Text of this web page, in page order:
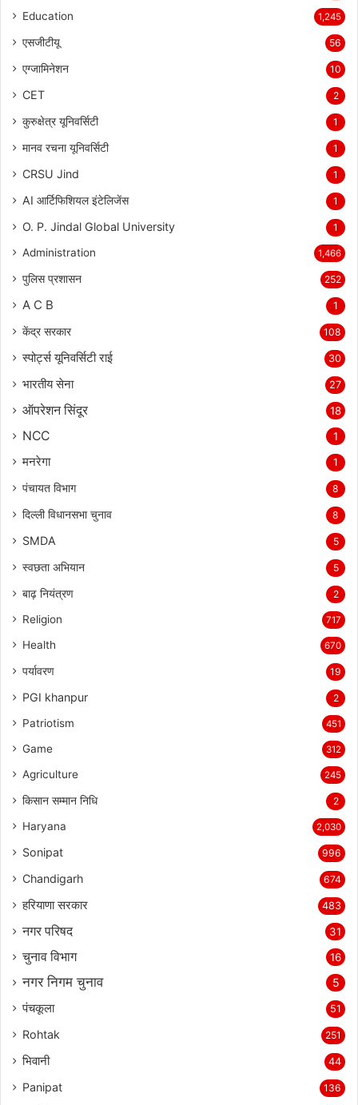
Education 1,245
एसजीटीयू 56
एग्जामिनेशन 10
CET 2
कुरुक्षेत्र यूनिवर्सिटी 1
मानव रचना यूनिवर्सिटी 1
CRSU Jind 1
AI आर्टिफिशियल इंटेलिजेंस 1
O. P. Jindal Global University 1
Administration 1,466
पुलिस प्रशासन 252
A C B 1
केंद्र सरकार 108
स्पोर्ट्स यूनिवर्सिटी राई 30
भारतीय सेना 27
ऑपरेशन सिंदूर 18
NCC 1
मनरेगा 1
पंचायत विभाग 8
दिल्ली विधानसभा चुनाव 8
SMDA 5
स्वछता अभियान 5
बाढ़ नियंत्रण 2
Religion 717
Health 670
पर्यावरण 19
PGI khanpur 2
Patriotism 451
Game 312
Agriculture 245
किसान सम्मान निधि 2
Haryana 2,030
Sonipat 996
Chandigarh 674
हरियाणा सरकार 483
नगर परिषद 31
चुनाव विभाग 16
नगर निगम चुनाव 5
पंचकूला 51
Rohtak 251
भिवानी 44
Panipat 136